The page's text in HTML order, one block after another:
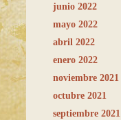
junio 2022
mayo 2022
abril 2022
enero 2022
noviembre 2021
octubre 2021
septiembre 2021